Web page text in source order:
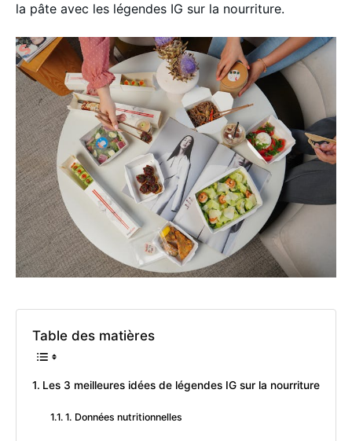
la pâte avec les légendes IG sur la nourriture.
Table des matières
Les 3 meilleures idées de légendes IG sur la nourriture
1. Données nutritionnelles